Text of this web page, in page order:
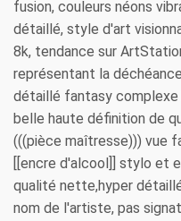
fusion, couleurs néons
détaillé, style d'art
8k, tendance sur
représentant la
détaillé fantasy
belle haute définition de
(((pièce maîtresse))) vue
[[encre d'alcool]] stylo et
qualité nette,hyper
nom de l'artiste, pas